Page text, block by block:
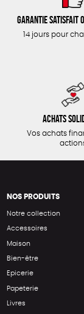
Garantie satisfait
14 jours pour
Achats
Vos achats
NOS PRODUITS
Notre collection
Accessoires
Maison
Bien-être
Epicerie
Papeterie
Livres